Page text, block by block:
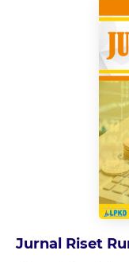
sampai Volume 6
Jurnal Riset